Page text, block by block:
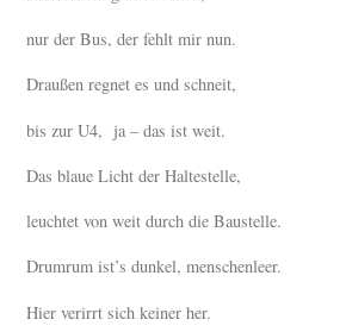
nur der Bus, der fehlt mir nun.
Draußen regnet es und schneit,
bis zur U4, ja – das ist weit.
Das blaue Licht der Haltestelle,
leuchtet von weit durch die Baustelle.
Drumrum ist’s dunkel, menschenleer.
Hier verirrt sich keiner her.